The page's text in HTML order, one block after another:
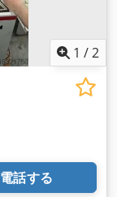
1 /2
電話する